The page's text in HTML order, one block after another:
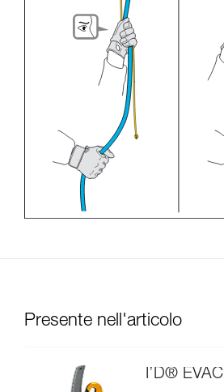
Presente nell'articolo
I’D® EVAC